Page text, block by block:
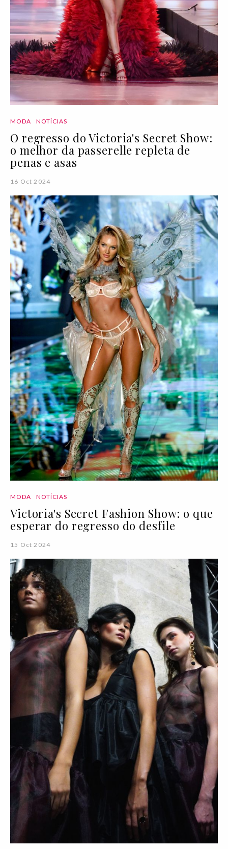
MODA NOTÍCIAS
O regresso do Victoria's Secret Show:
o melhor da passerelle repleta de
penas e asas
16 Oct 2024
MODA NOTÍCIAS
Victoria's Secret Fashion Show: o que
esperar do regresso do desfile
15 Oct 2024